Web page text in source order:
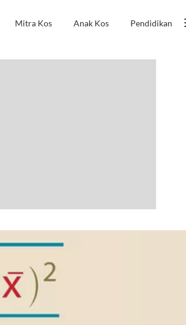
Mitra Kos Anak Kos Pendidikan